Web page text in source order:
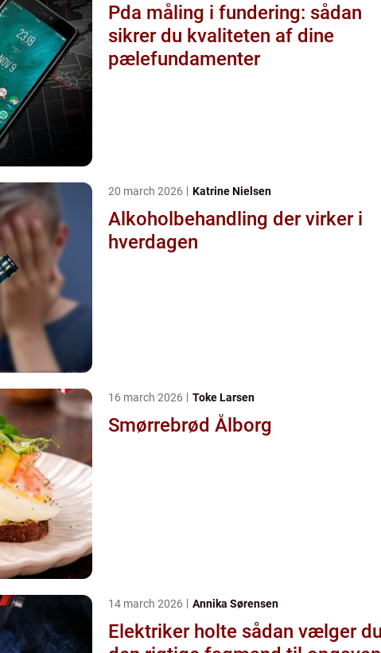
Pda måling i fundering: sådan
sikrer du kvaliteten af dine
pælefundamenter
20 march 2026 Katrine Nielsen
Alkoholbehandling der virker i
hverdagen
16 march 2026 Toke Larsen
Smørrebrød Ålborg
14 march 2026 Annika Sørensen
Elektriker holte sådan vælger du